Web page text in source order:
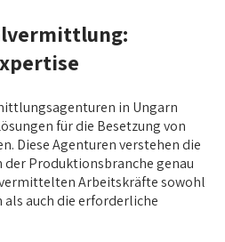
in Ungarn
für die Besetzung von
Diese Agenturen verstehen die
Produktionsbranche genau
Arbeitskräfte sowohl
auch die erforderliche